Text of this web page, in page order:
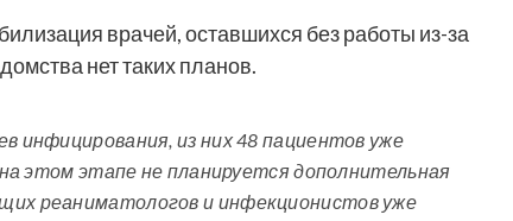
врачей, оставшихся без работы из-за
нет таких планов.
инфицирования, из них 48 пациентов уже
этом этапе не планируется дополнительная
реаниматологов и инфекционистов уже